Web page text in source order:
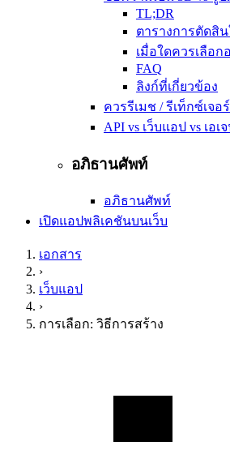
TL;DR
ตารางการตัดสิน
เมื่อใดควรเลือก
FAQ
ลิงก์ที่เกี่ยวข้อง
ควรรีเมช / รีเท็กซ์เจอ
API vs เว็บแอป vs เอเ
อภิธานศัพท์
อภิธานศัพท์
เปิดแอปพลิเคชันบนเว็บ
เอกสาร
›
เว็บแอป
›
การเลือก: วิธีการสร้าง